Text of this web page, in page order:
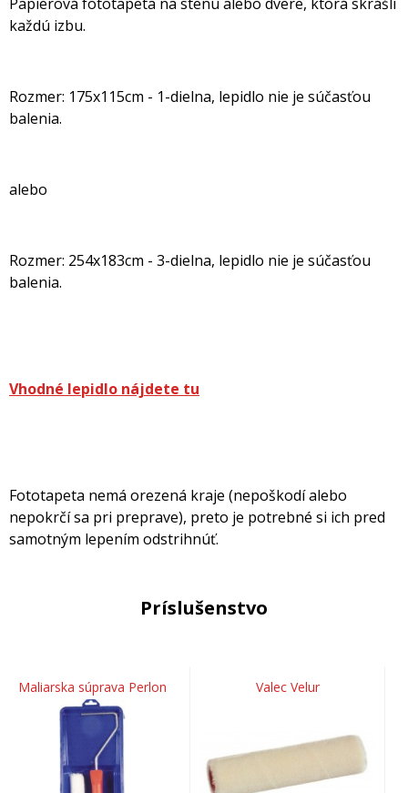
každú izbu.
Rozmer: 175x115cm - 1-dielna, lepidlo nie je súčasťou
balenia.
alebo
Rozmer: 254x183cm - 3-dielna, lepidlo nie je súčasťou
balenia.
Vhodné lepidlo nájdete tu
Fototapeta nemá orezená kraje (nepoškodí alebo
nepokrčí sa pri preprave), preto je potrebné si ich pred
samotným lepením odstrihnúť.
Príslušenstvo
Maliarska súprava Perlon Valec Velur